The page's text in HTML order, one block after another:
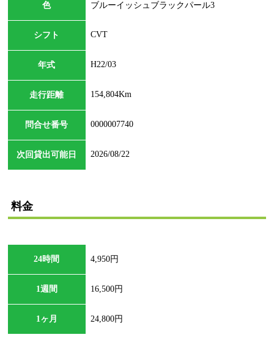
色 ブルーイッシュブラックパール3
シフト CVT
年式 H22/03
走行距離 154,804Km
問合せ番号 0000007740
次回貸出可能日 2026/08/22
料金
24時間 4,950円
1週間 16,500円
1ヶ月 24,800円